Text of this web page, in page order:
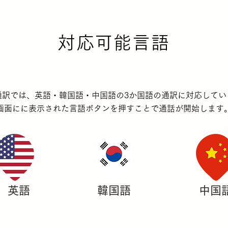
訳では、英語・韓国語・中国語の3か国語の通訳に対応してい
面にに表示された言語ボタンを押すことで通話が開始します。
英語 韓国語 中国
対応可能言語